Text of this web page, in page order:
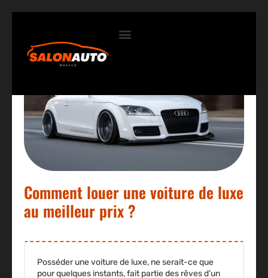
Comment louer une voiture de luxe
au meilleur prix ?
Posséder une voiture de luxe, ne serait-ce que
pour quelques instants, fait partie des rêves d’un